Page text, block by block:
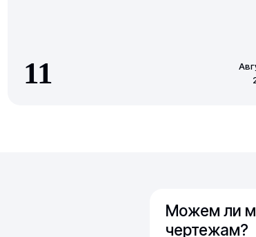
11
Можем ли
чертежам?